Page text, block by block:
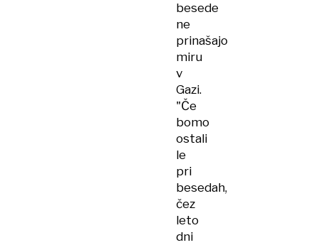
besede
ne
prinašajo
miru
v
Gazi.
"Če
bomo
ostali
le
pri
besedah,
čez
leto
dni